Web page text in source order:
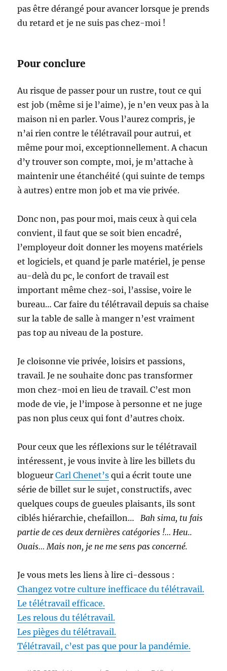
pas être dérangé pour avancer lorsque je prends
du retard et je ne suis pas chez-moi !
Pour conclure
Au risque de passer pour un rustre, tout ce qui
est job (même si je l’aime), je n’en veux pas à la
maison ni en parler. Vous l’aurez compris, je
n’ai rien contre le télétravail pour autrui, et
même pour moi, exceptionnellement. A chacun
d’y trouver son compte, moi, je m’attache à
maintenir une étanchéité (qui suinte de temps
à autres) entre mon job et ma vie privée.
Donc non, pas pour moi, mais ceux à qui cela
convient, il faut que se soit bien encadré,
l’employeur doit donner les moyens matériels
et logiciels, et quand je parle matériel, je pense
au-delà du pc, le confort de travail est
important même chez-soi, l’assise, voire le
bureau… Car faire du télétravail depuis sa chaise
sur la table de salle à manger n’est vraiment
pas top au niveau de la posture.
Je cloisonne vie privée, loisirs et passions,
travail. Je ne souhaite donc pas transformer
mon chez-moi en lieu de travail. C’est mon
mode de vie, je l’impose à personne et ne juge
pas non plus ceux qui font d’autres choix.
Pour ceux que les réflexions sur le télétravail
intéressent, je vous invite à lire les billets du
blogueurCarl Chenet’s qui a écrit toute une
série de billet sur le sujet, constructifs, avec
quelques coups de gueules plaisants, ils sont
ciblés hiérarchie, chefaillon…Bah sima, tu fais
partie de ces deux dernières catégories !… Heu..
Ouais… Mais non, je ne me sens pas concerné.
Je vous mets les liens à lire ci-dessous :
Changez votre culture inefficace du télétravail.
Le télétravail efficace.
Les relous du télétravail.
Les pièges du télétravail.
Télétravail, c’est pas que pour la pandémie.